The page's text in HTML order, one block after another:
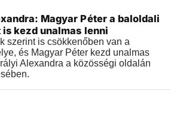
Magyar Péter a baloldali
kezd unalmas lenni
szerint is csökkenőben van a
és Magyar Péter kezd unalmas
Alexandra a közösségi oldalán